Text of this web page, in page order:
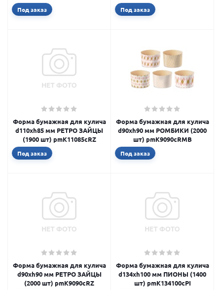
Под заказ Под заказ
Форма бумажная для кулича
d110xh85 мм РЕТРО ЗАЙЦЫ
(1900 шт) pmK11085cRZ
Под заказ
Форма бумажная для кулича
d90xh90 мм РОМБИКИ (2000
шт) pmK9090сRMB
Под заказ
Форма бумажная для кулича
d90xh90 мм РЕТРО ЗАЙЦЫ
(2000 шт) pmK9090cRZ
Форма бумажная для кулича
d134xh100 мм ПИОНЫ (1400
шт) pmK134100cPI